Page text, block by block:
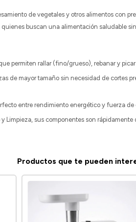
de vegetales y otros alimentos con
buscan una alimentación saludable
permiten rallar (fino/grueso), rebanar y
de mayor tamaño sin necesidad de cortes
entre rendimiento energético y fuerza de
Limpieza, sus componentes son
Productos que te pueden